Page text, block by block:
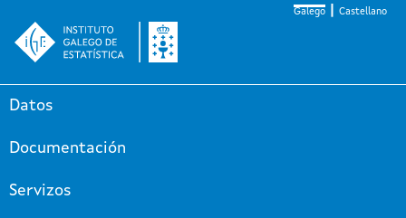
Galego Castellano
Datos
Documentación
Servizos